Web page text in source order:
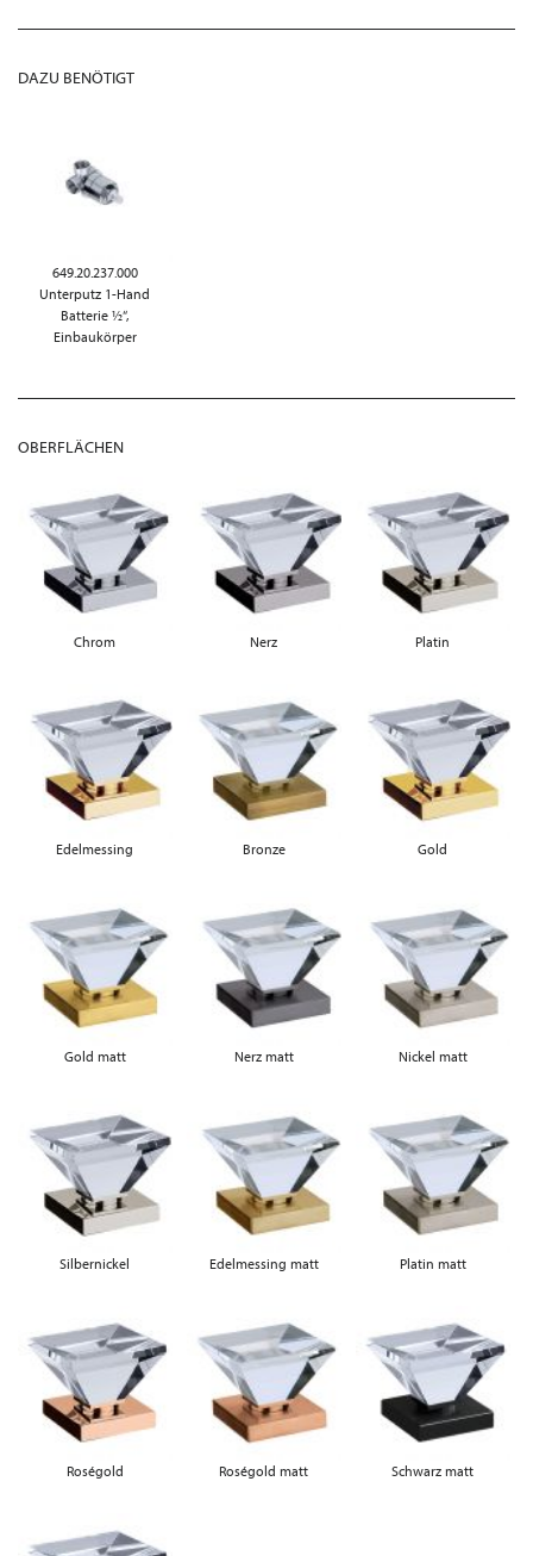
DAZU BENÖTIGT
649.20.237.000
Unterputz 1-Hand
Batterie ½“,
Einbaukörper
OBERFLÄCHEN
Chrom Nerz Platin
Edelmessing Bronze Gold
Gold matt Nerz matt Nickel matt
Silbernickel Edelmessing matt Platin matt
Roségold Roségold matt Schwarz matt